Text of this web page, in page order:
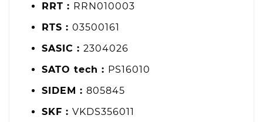
RRT : RRN010003
RTS : 03500161
SASIC : 2304026
SATO tech : PS16010
SIDEM : 805845
SKF : VKDS356011